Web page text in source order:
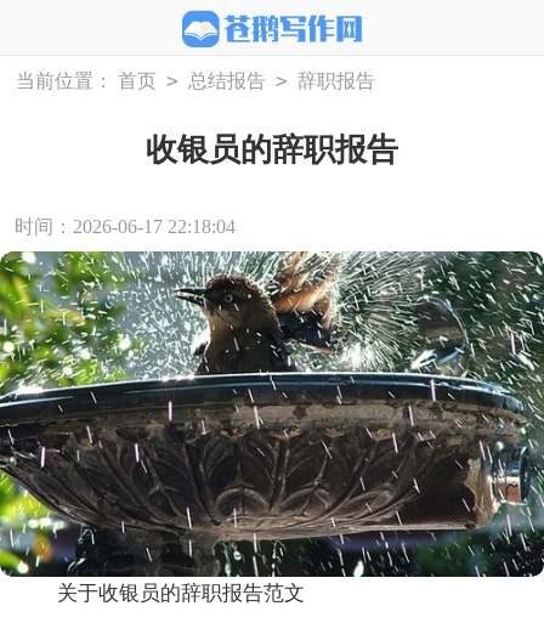
当前位置： 首页 > 总结报告 > 辞职报告
收银员的辞职报告
时间：2026-06-17 22:18:04
关于收银员的辞职报告范文